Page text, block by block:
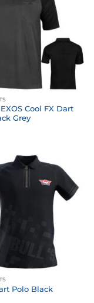
Cool FX Dart
Grey
Polo Black